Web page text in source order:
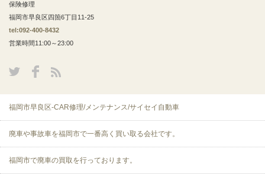
保険修理
福岡市早良区四箇6丁目11-25
tel:092-400-8432
営業時間11:00～23:00
福岡市早良区-CAR修理/メンテナンス/サイセイ自動車
廃車や事故車を福岡市で一番高く買い取る会社です。
福岡市で廃車の買取を行っております。